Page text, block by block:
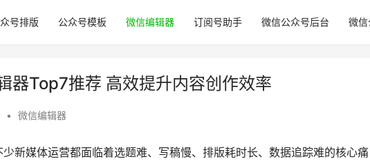
号排版 公众号模板 微信编辑器 订阅号助手 微信公众号后台 微
器Top7推荐 高效提升内容创作效率
• 微信编辑器
新媒体运营都面临着选题难、写稿慢、排版耗时长、数据追踪难的核心痛